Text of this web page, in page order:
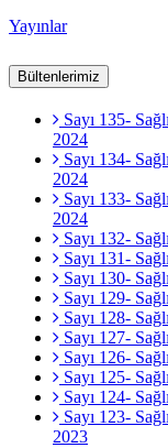
Yayınlar
Bültenlerimiz
Sayı 135-
2024
Sayı 134-
2024
Sayı 133-
2024
Sayı 132-
Sayı 131-
Sayı 130-
Sayı 129-
Sayı 128-
Sayı 127-
Sayı 126-
Sayı 125-
Sayı 124-
Sayı 123-
2023